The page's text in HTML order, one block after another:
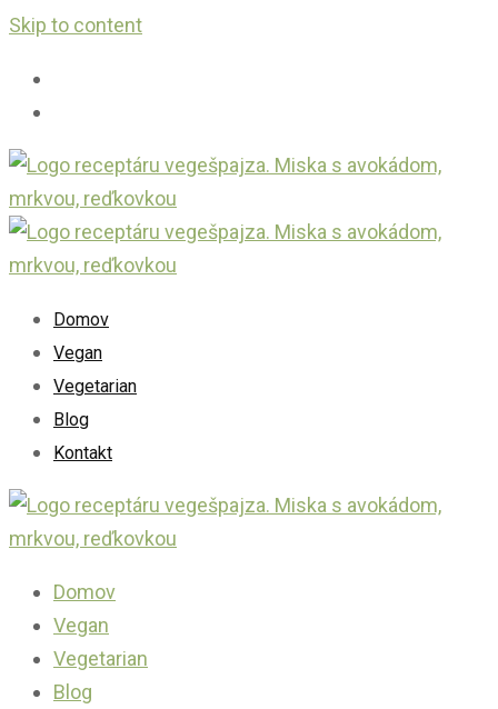
Skip to content
Domov
Vegan
Vegetarian
Blog
Kontakt
Domov
Vegan
Vegetarian
Blog